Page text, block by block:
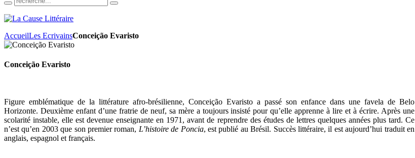
AccueilLes EcrivainsConceição Evaristo
Conceição Evaristo
Figure emblématique de la littérature afro-brésilienne, Conceição Evaristo a passé son enfance dans une favela de Belo
Horizonte. Deuxième enfant d’une fratrie de neuf, sa mère a toujours insisté pour qu’elle apprenne à lire et à écrire. Après une
scolarité instable, elle est devenue enseignante en 1971, avant de reprendre des études de lettres quelques années plus tard. Ce
n’est qu’en 2003 que son premier roman, L’histoire de Poncia, est publié au Brésil. Succès littéraire, il est aujourd’hui traduit en
anglais, espagnol et français.